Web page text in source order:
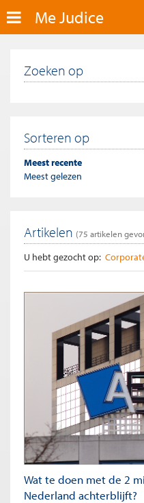
Me Judice
Zoeken op
Sorteren op
Meest recente
Meest gelezen
Artikelen (75 artikelen
U hebt gezocht op:
Wat te doen met de 2
Nederland achterblijft?